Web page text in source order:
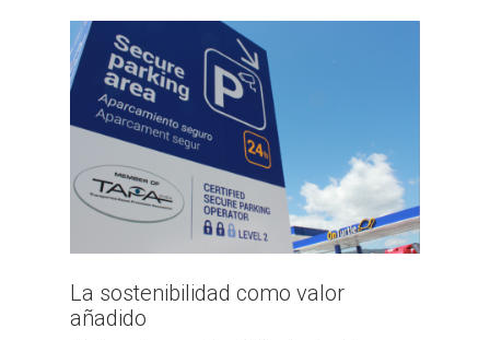
La sostenibilidad como valor
añadido